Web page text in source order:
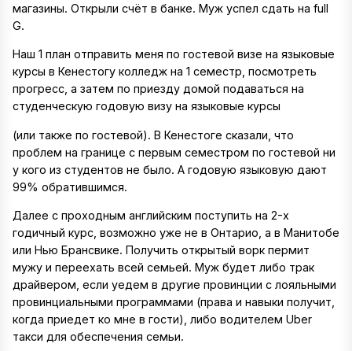
магазины. Открыли счёт в банке. Муж успел сдать на full
G.
Наш 1 план отправить меня по гостевой визе на языковые
курсы в Кенестогу колледж на 1 семестр, посмотреть
прогресс, а затем по приезду домой подаваться на
студенческую годовую визу на языковые курсы
(или также по гостевой). В Кенестоге сказали, что
проблем на границе с первым семестром по гостевой ни
у кого из студентов не было. А годовую языковую дают
99% обратившимся.
Далее с проходным английским поступить на 2-х
годичный курс, возможно уже не в Онтарио, а в Манитобе
или Нью Брансвике. Получить открытый ворк пермит
мужу и переехать всей семьей. Муж будет либо трак
драйвером, если уедем в другие провинции с лояльными
провинциальными программами (права и навыки получит,
когда приедет ко мне в гости), либо водителем Uber
такси для обеспечения семьи.